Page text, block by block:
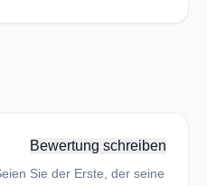
Bewertung schreiben
Sie der Erste, der seine